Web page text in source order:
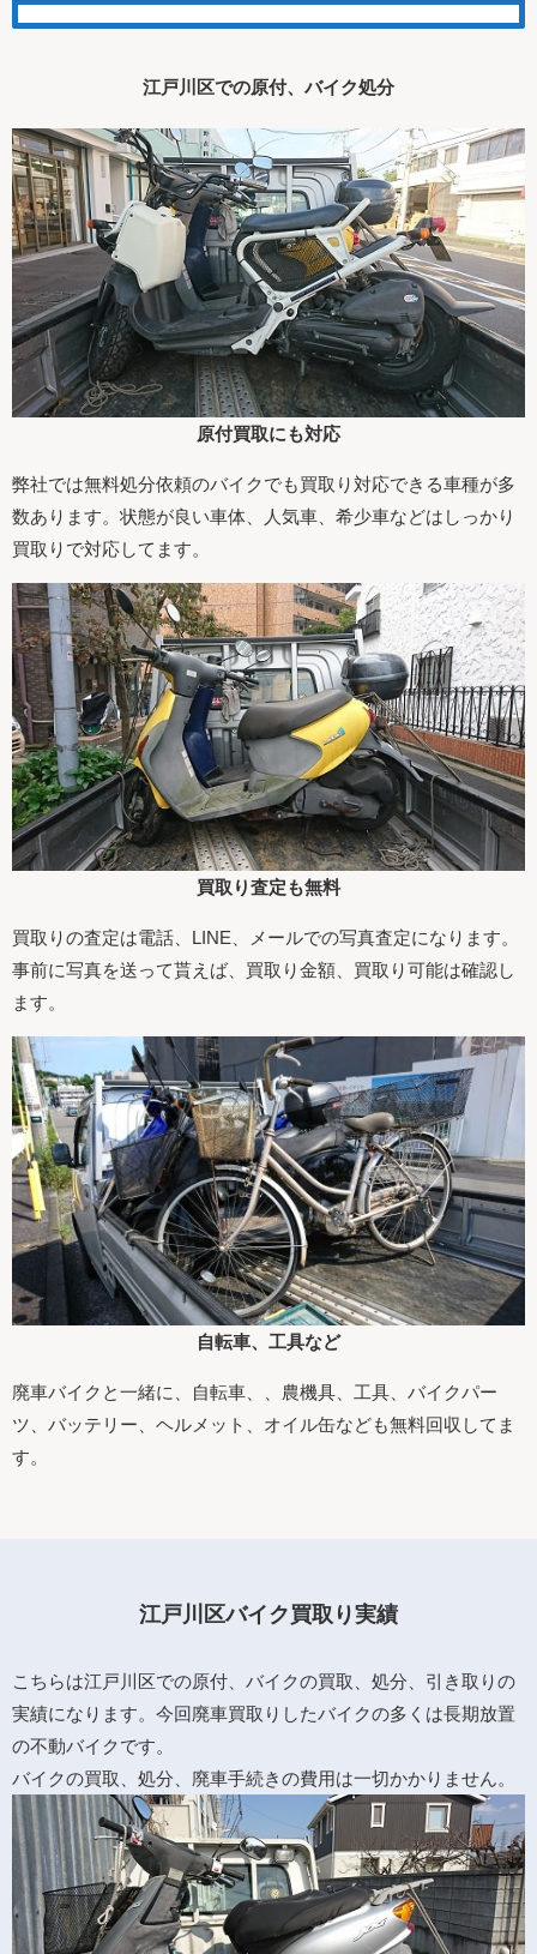
江戸川区での原付、バイク処分
原付買取にも対応
弊社では無料処分依頼のバイクでも買取り対応できる車種が多
数あります。状態が良い車体、人気車、希少車などはしっかり
買取りで対応してます。
買取り査定も無料
買取りの査定は電話、LINE、メールでの写真査定になります。
事前に写真を送って貰えば、買取り金額、買取り可能は確認し
ます。
自転車、工具など
廃車バイクと一緒に、自転車、、農機具、工具、バイクパー
ツ、バッテリー、ヘルメット、オイル缶なども無料回収してま
す。
江戸川区バイク買取り実績
こちらは江戸川区での原付、バイクの買取、処分、引き取りの
実績になります。今回廃車買取りしたバイクの多くは長期放置
の不動バイクです。
バイクの買取、処分、廃車手続きの費用は一切かかりません。